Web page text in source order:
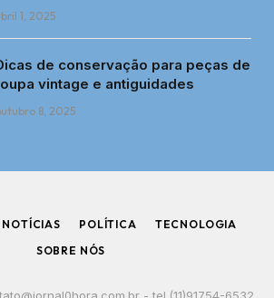
1, 2025
de conservação para peças de
vintage e antiguidades
8, 2025
NOTÍCIAS POLÍTICA
TECNOLOGIA
SOBRE NÓS